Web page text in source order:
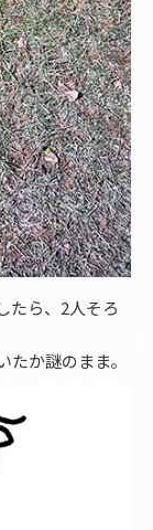
たら、2人そろ
か謎のまま。